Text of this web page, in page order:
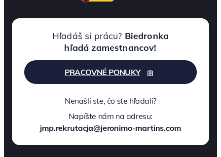
Hľadáš si prácu? Biedronka
hľadá zamestnancov!
PRACOVNÉ PONUKY
Nenašli ste, čo ste hľadali?
Napíšte nám na adresu:
jmp.rekrutacja@jeronimo-martins.com